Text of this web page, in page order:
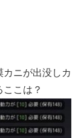
ニが出没しカ
こは？